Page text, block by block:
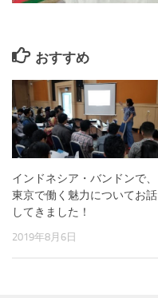
おすすめ
インドネシア・バンドンで、
東京で働く魅力についてお話
してきました！
2019年8月6日